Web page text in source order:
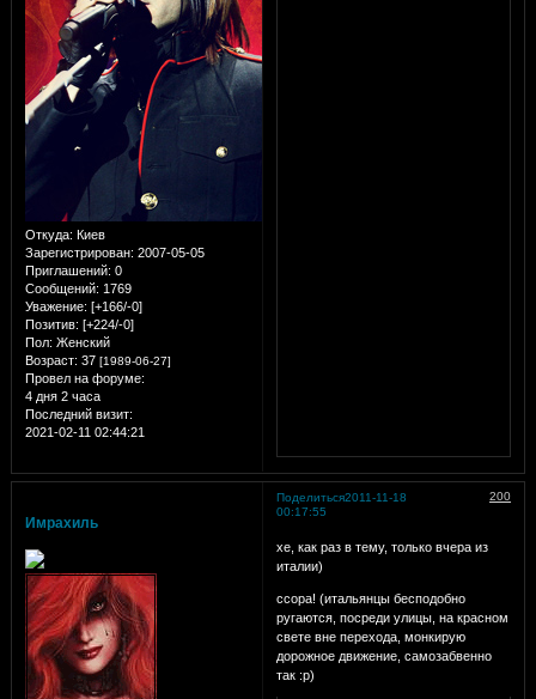
Откуда: Киев
Зарегистрирован: 2007-05-05
Приглашений: 0
Сообщений: 1769
Уважение: [+166/-0]
Позитив: [+224/-0]
Пол: Женский
Возраст: 37 [1989-06-27]
Провел на форуме:
4 дня 2 часа
Последний визит:
2021-02-11 02:44:21
Поделиться 200
2011-11-18
00:17:55
Имрахиль
хе, как раз в тему, только вчера из
италии)
ссора! (итальянцы бесподобно
ругаются, посреди улицы, на красном
свете вне перехода, монкирую
дорожное движение, самозабвенно
так :р)